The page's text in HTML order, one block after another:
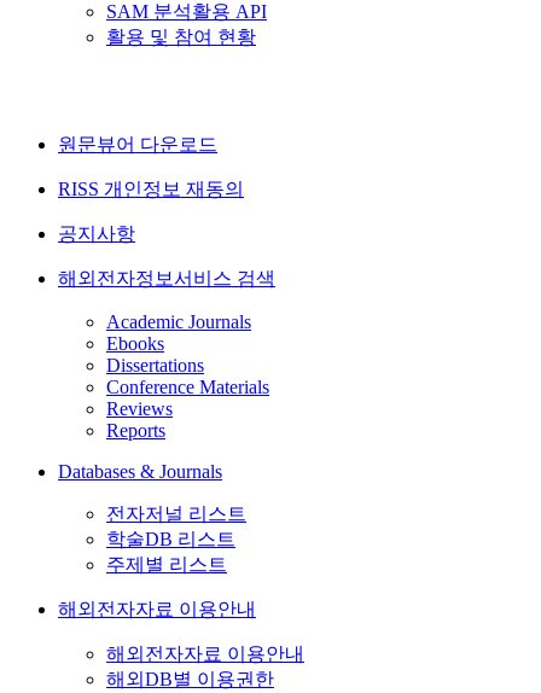
SAM 분석활용 API
활용 및 참여 현황
원문뷰어 다운로드
RISS 개인정보 재동의
공지사항
해외전자정보서비스 검색
Academic Journals
Ebooks
Dissertations
Conference Materials
Reviews
Reports
Databases & Journals
전자저널 리스트
학술DB 리스트
주제별 리스트
해외전자자료 이용안내
해외전자자료 이용안내
해외DB별 이용권한